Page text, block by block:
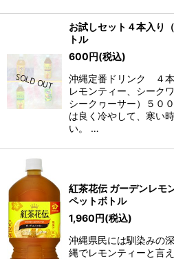
お試しセット４本入り
トル
600 円(税込)
沖縄定番ドリンク ４
レモンティー、シーク
シークヮーサー）５０
は良く冷やして、寒い
い。 …
紅茶花伝 ガーデンレモ
ペットボトル
1,960円(税込)
沖縄県民には馴染みの
縄でレモンティーと言